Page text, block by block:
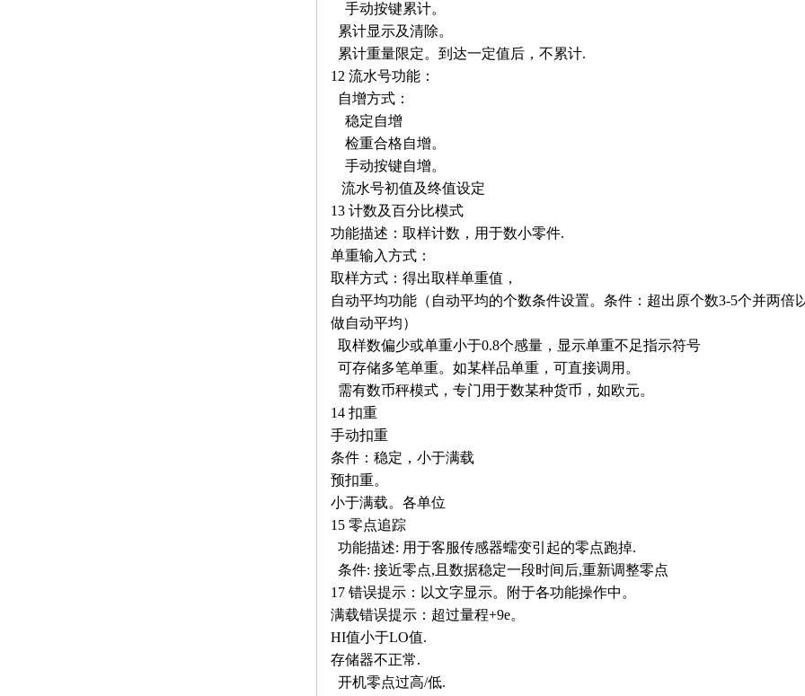
手动按键累计。
累计显示及清除。
累计重量限定。到达一定值后，不累计.
12 流水号功能：
自增方式：
稳定自增
检重合格自增。
手动按键自增。
流水号初值及终值设定
13 计数及百分比模式
功能描述：取样计数，用于数小零件.
单重输入方式：
取样方式：得出取样单重值，
自动平均功能（自动平均的个数条件设置。条件：超出原个数3-5个并两倍
做自动平均）
取样数偏少或单重小于0.8个感量，显示单重不足指示符号
可存储多笔单重。如某样品单重，可直接调用。
需有数币秤模式，专门用于数某种货币，如欧元。
14 扣重
手动扣重
条件：稳定，小于满载
预扣重。
小于满载。各单位
15 零点追踪
功能描述: 用于客服传感器蠕变引起的零点跑掉.
条件: 接近零点,且数据稳定一段时间后,重新调整零点
17 错误提示：以文字显示。附于各功能操作中。
满载错误提示：超过量程+9e。
HI值小于LO值.
存储器不正常.
开机零点过高/低.